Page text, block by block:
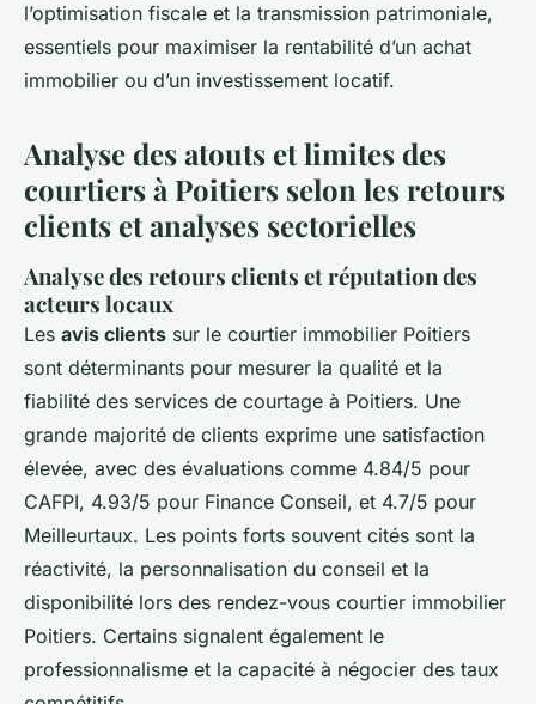
l’optimisation fiscale et la transmission patrimoniale,
essentiels pour maximiser la rentabilité d’un achat
immobilier ou d’un investissement locatif.
Analyse des atouts et limites des
courtiers à Poitiers selon les retours
clients et analyses sectorielles
Analyse des retours clients et réputation des
acteurs locaux
Les avis clients sur le courtier immobilier Poitiers
sont déterminants pour mesurer la qualité et la
fiabilité des services de courtage à Poitiers. Une
grande majorité de clients exprime une satisfaction
élevée, avec des évaluations comme 4.84/5 pour
CAFPI, 4.93/5 pour Finance Conseil, et 4.7/5 pour
Meilleurtaux. Les points forts souvent cités sont la
réactivité, la personnalisation du conseil et la
disponibilité lors des rendez-vous courtier immobilier
Poitiers. Certains signalent également le
professionnalisme et la capacité à négocier des taux